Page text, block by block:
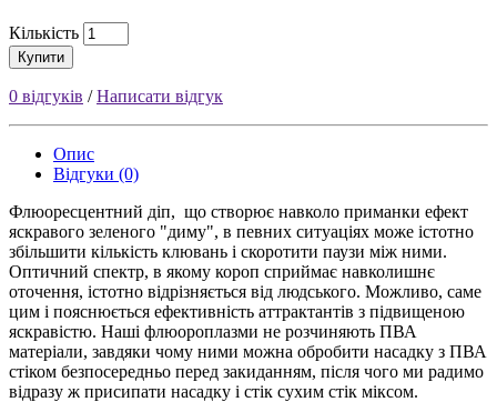
Кількість
Купити
0 відгуків /Написати відгук
Опис
Відгуки (0)
Флюоресцентний дiп, що створює навколо приманки ефект
яскравого зеленого "диму", в певних ситуаціях може істотно
збільшити кількість клювань і скоротити паузи між ними.
Оптичний спектр, в якому короп сприймає навколишнє
оточення, істотно відрізняється від людського. Можливо, саме
цим і пояснюється ефективність аттрактантів з підвищеною
яскравістю. Наші флюороплазми не розчиняють ПВА
матеріали, завдяки чому ними можна обробити насадку з ПВА
стiком безпосередньо перед закиданням, після чого ми радимо
відразу ж присипати насадку і стiк сухим стiк міксом.